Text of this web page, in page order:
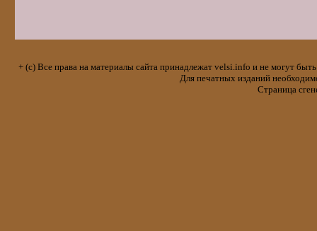
+ (с) Все права на материалы сайта принадлежат velsi.info и не могут
Для печатных изданий
Страница